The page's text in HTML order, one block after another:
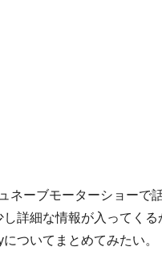
ネーブモーターショーで
詳細な情報が入ってく
ついてまとめてみたい。